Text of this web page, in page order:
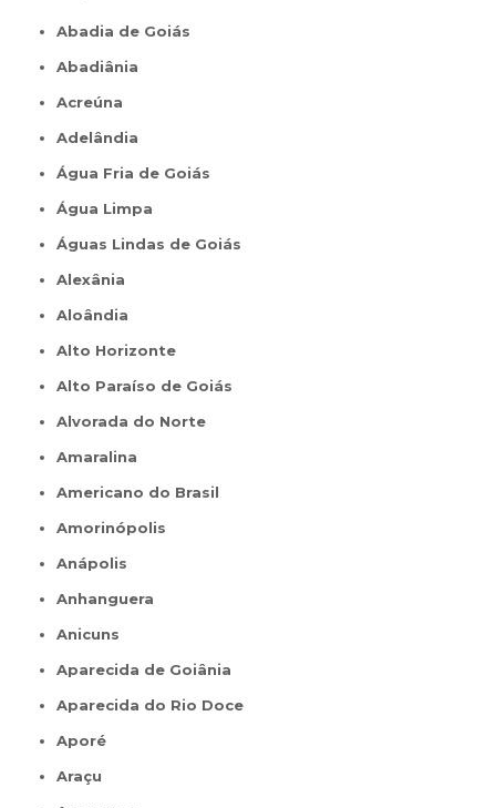
Abadia de Goiás
Abadiânia
Acreúna
Adelândia
Água Fria de Goiás
Água Limpa
Águas Lindas de Goiás
Alexânia
Aloândia
Alto Horizonte
Alto Paraíso de Goiás
Alvorada do Norte
Amaralina
Americano do Brasil
Amorinópolis
Anápolis
Anhanguera
Anicuns
Aparecida de Goiânia
Aparecida do Rio Doce
Aporé
Araçu